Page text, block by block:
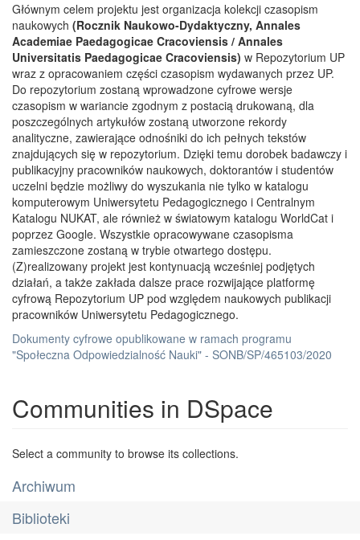
Głównym celem projektu jest organizacja kolekcji czasopism
naukowych (Rocznik Naukowo-Dydaktyczny, Annales
Academiae Paedagogicae Cracoviensis / Annales
Universitatis Paedagogicae Cracoviensis) w Repozytorium UP
wraz z opracowaniem części czasopism wydawanych przez UP.
Do repozytorium zostaną wprowadzone cyfrowe wersje
czasopism w wariancie zgodnym z postacią drukowaną, dla
poszczególnych artykułów zostaną utworzone rekordy
analityczne, zawierające odnośniki do ich pełnych tekstów
znajdujących się w repozytorium. Dzięki temu dorobek badawczy i
publikacyjny pracowników naukowych, doktorantów i studentów
uczelni będzie możliwy do wyszukania nie tylko w katalogu
komputerowym Uniwersytetu Pedagogicznego i Centralnym
Katalogu NUKAT, ale również w światowym katalogu WorldCat i
poprzez Google. Wszystkie opracowywane czasopisma
zamieszczone zostaną w trybie otwartego dostępu.
(Z)realizowany projekt jest kontynuacją wcześniej podjętych
działań, a także zakłada dalsze prace rozwijające platformę
cyfrową Repozytorium UP pod względem naukowych publikacji
pracowników Uniwersytetu Pedagogicznego.
Dokumenty cyfrowe opublikowane w ramach programu
"Społeczna Odpowiedzialność Nauki" - SONB/SP/465103/2020
Communities in DSpace
Select a community to browse its collections.
Archiwum
Biblioteki